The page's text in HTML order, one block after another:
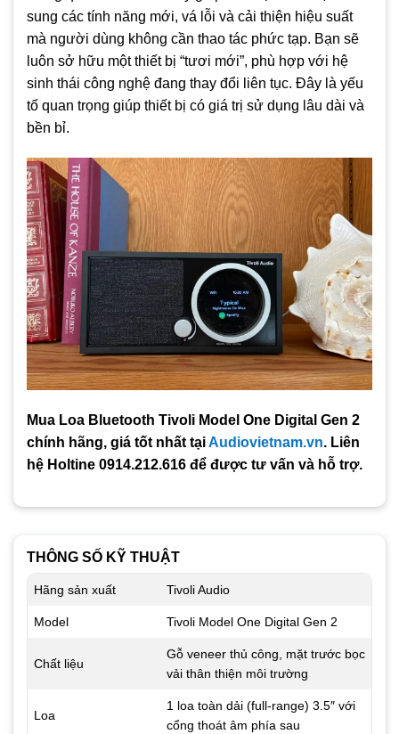
sung các tính năng mới, vá lỗi và cải thiện hiệu suất
mà người dùng không cần thao tác phức tạp. Bạn sẽ
luôn sở hữu một thiết bị “tươi mới”, phù hợp với hệ
sinh thái công nghệ đang thay đổi liên tục. Đây là yếu
tố quan trọng giúp thiết bị có giá trị sử dụng lâu dài và
bền bỉ.
Mua Loa Bluetooth Tivoli Model One Digital Gen 2
chính hãng, giá tốt nhất tạiAudiovietnam.vn. Liên
hệ Holtine 0914.212.616 để được tư vấn và hỗ trợ.
THÔNG SỐ KỸ THUẬT
Hãng sản xuất Tivoli Audio
Model Tivoli Model One Digital Gen 2
Chất liệu
Gỗ veneer thủ công, mặt trước bọc
vải thân thiện môi trường
Loa
1 loa toàn dải (full-range) 3.5″ với
cổng thoát âm phía sau